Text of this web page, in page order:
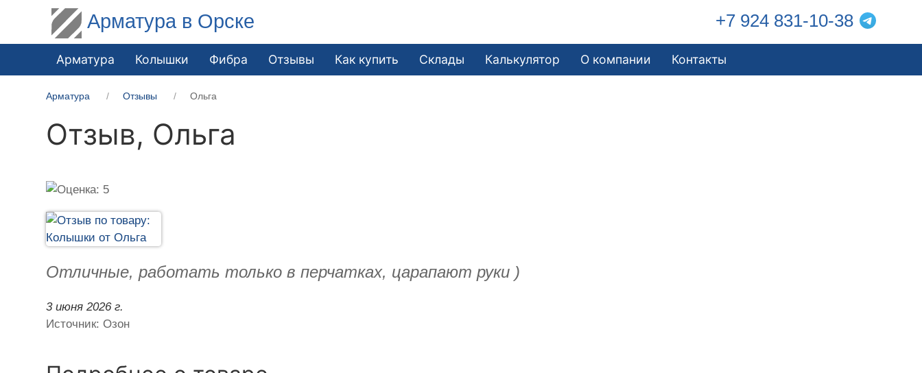
Арматура в Орске +7 924 831-10-38
Арматура Колышки Фибра Отзывы Как купить Склады Калькулятор О компании Контакты
Арматура Отзывы Ольга
Отзыв, Ольга
Отличные, работать только в перчатках, царапают руки )
3 июня 2026 г.
Источник: Озон